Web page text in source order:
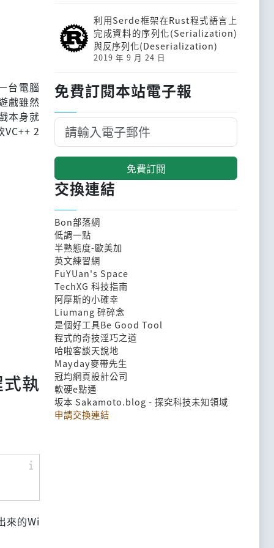
台電腦
戲雖然
本身就
2
執
來的Wi
利用Serde框架在Rust程式語言上
完成資料的序列化(Serialization)
與反序列化(Deserialization)
2019 年 9 月 24 日
免費訂閱本站電子報
免費訂閱
交換連結
Bon部落網
低調一點
半熟態度-歐美加
英文練習網
FuYUan's Space
TechXG 科技指南
阿摩斯的小確幸
Liumang 碎碎念
是個好工具Be Good Tool
程式的奇技淫巧之道
哈啦客談天說地
Mayday麥帶先生
冠均網頁設計公司
軟硬e點通
坂本 Sakamoto.blog - 探究科技未知領域
申請交換連結